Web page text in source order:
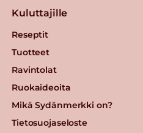
Kuluttajille
Reseptit
Tuotteet
Ravintolat
Ruokaideoita
Mikä Sydänmerkki on?
Tietosuojaseloste